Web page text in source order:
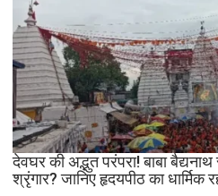
देवघर की अद्भुत परंपरा! बाबा
श्रृंगार? जानिए हृदयपीठ का धार्मिक